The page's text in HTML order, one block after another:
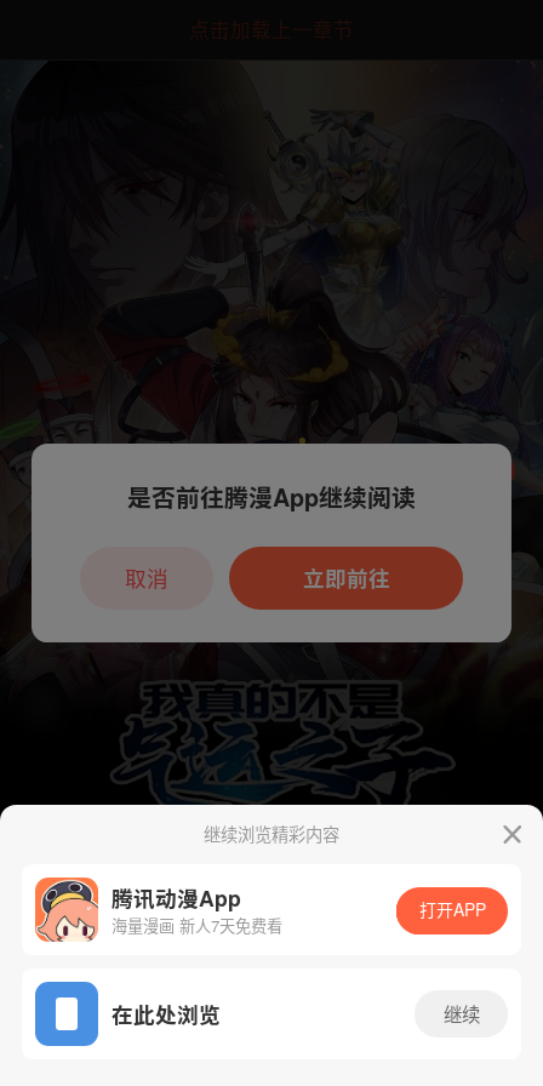
点击加载上一章节
App免费看
下一话 腾漫App免费看
继续浏览精彩内容
腾讯动漫App
海量漫画 新人7天免费看
打开APP
在此处浏览 继续
本章节仅支持App阅读，可打开App新用
户7天免费看
是否前往腾漫App继续阅读
立即前往
取消